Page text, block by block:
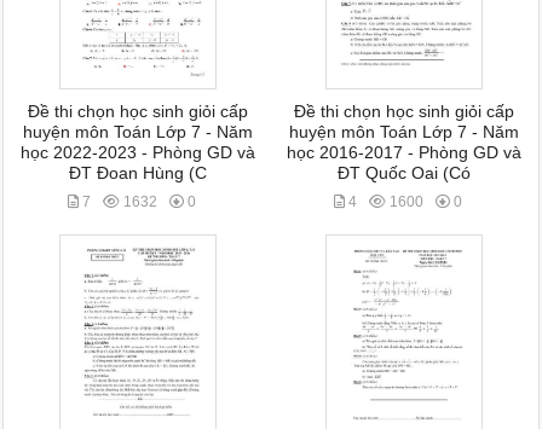
Đề thi chọn học sinh giỏi cấp
huyện môn Toán Lớp 7 - Năm
học 2022-2023 - Phòng GD và
ĐT Đoan Hùng (C
7 1632 0
Đề thi chọn học sinh giỏi cấp
huyện môn Toán Lớp 7 - Năm
học 2016-2017 - Phòng GD và
ĐT Quốc Oai (Có
4 1600 0